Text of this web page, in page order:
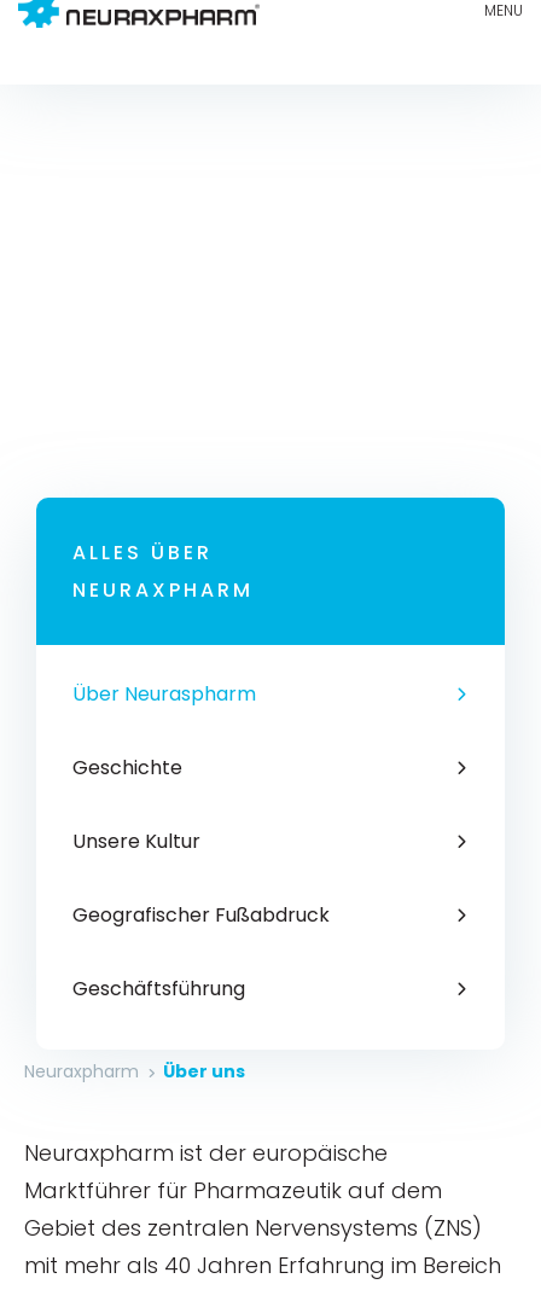
ALLES ÜBER
NEURAXPHARM
Über Neuraspharm
Geschichte
Unsere Kultur
Geografischer Fußabdruck
Geschäftsführung
Neuraxpharm Über uns
Neuraxpharm ist der europäische
Marktführer für Pharmazeutik auf dem
Gebiet des zentralen Nervensystems (ZNS)
mit mehr als 40 Jahren Erfahrung im Bereich